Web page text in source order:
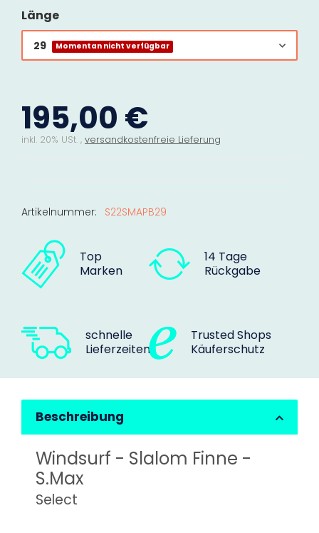
Länge
29 Momentan nicht verfügbar
195,00 €
inkl. 20% USt. , versandkostenfreie Lieferung
Artikelnummer: S22SMAPB29
Top
Marken
14 Tage
Rückgabe
schnelle
Lieferzeiten
Trusted Shops
Käuferschutz
Beschreibung
Windsurf - Slalom Finne -
S.Max
Select